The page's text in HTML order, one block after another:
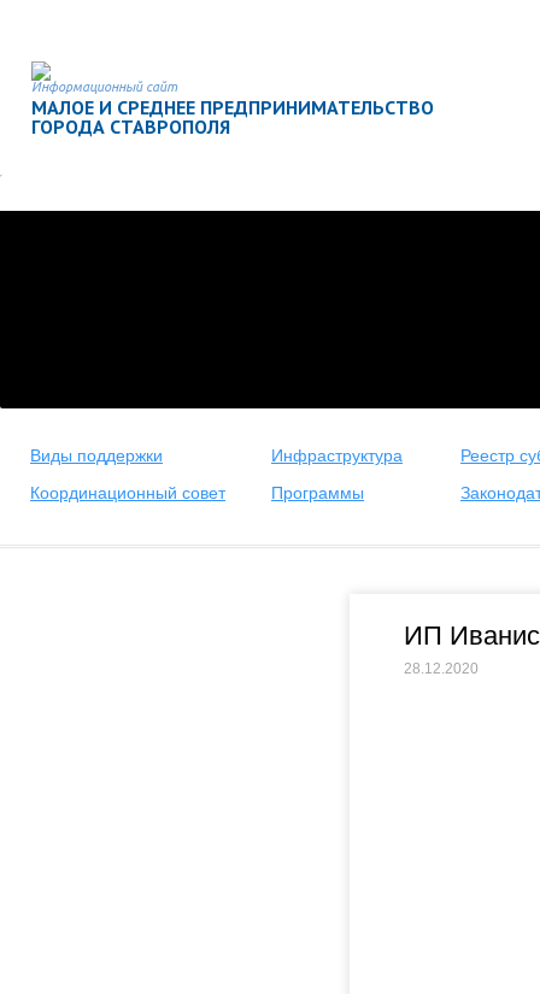
Информационный сайт
МАЛОЕ И СРЕДНЕЕ ПРЕДПРИНИМАТЕЛЬСТВО
ГОРОДА СТАВРОПОЛЯ
Виды поддержки Инфраструктура
Реестр
Координационный совет
Программы
ИП
28.12.2020